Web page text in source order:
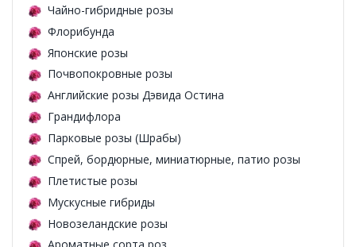
Чайно-гибридные розы
Флорибунда
Японские розы
Почвопокровные розы
Английские розы Дэвида Остина
Грандифлора
Парковые розы (Шрабы)
Спрей, бордюрные, миниатюрные, патио розы
Плетистые розы
Мускусные гибриды
Новозеландские розы